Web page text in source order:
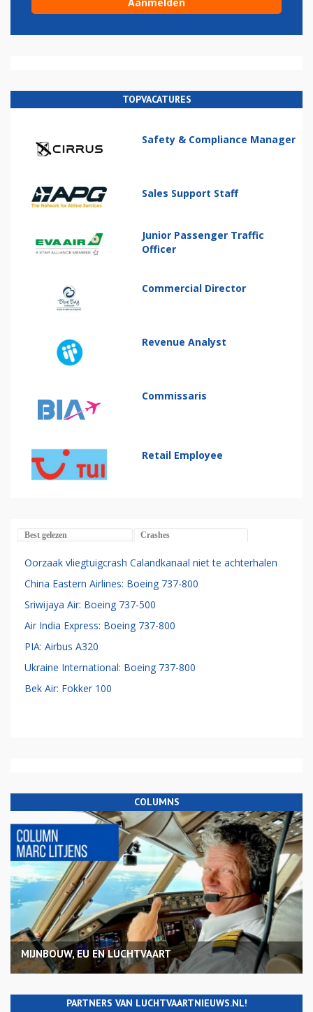
TOPVACATURES
Safety & Compliance Manager
Sales Support Staff
Junior Passenger Traffic
Officer
Commercial Director
Revenue Analyst
Commissaris
Retail Employee
Best gelezen Crashes
Oorzaak vliegtuigcrash Calandkanaal niet te achterhalen
China Eastern Airlines: Boeing 737-800
Sriwijaya Air: Boeing 737-500
Air India Express: Boeing 737-800
PIA: Airbus A320
Ukraine International: Boeing 737-800
Bek Air: Fokker 100
COLUMNS
MIJNBOUW, EU EN LUCHTVAART
PARTNERS VAN LUCHTVAARTNIEUWS.NL!